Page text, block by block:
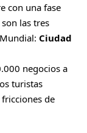
con una fase
las tres
Ciudad
negocios a
turistas
de